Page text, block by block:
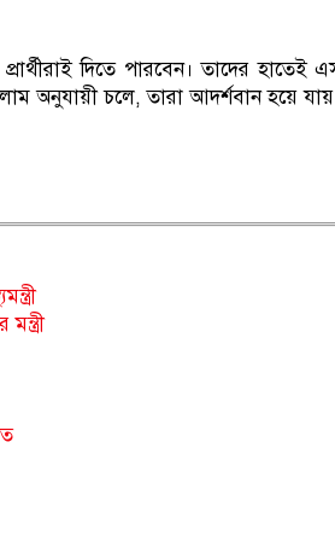
দিতে পারবেন। তাদের হাতেই
অনুযায়ী চলে, তারা আদর্শবান হয়ে